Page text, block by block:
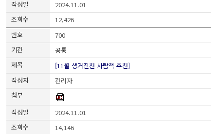
2024.11.01
12,426
700
공통
[11월 생거진천 사람책 추천]
관리자
2024.11.01
14,146